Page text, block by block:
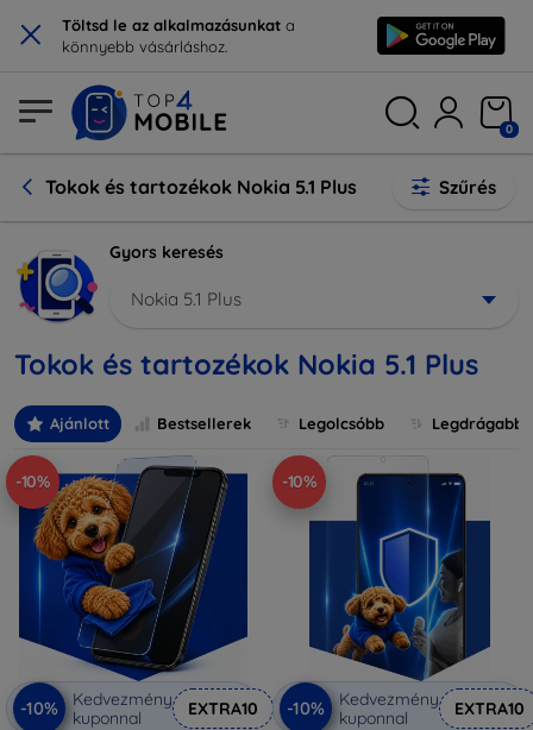
× Töltsd le az alkalmazásunkat a
könnyebb vásárláshoz.
0
Tokok és tartozékok Nokia 5.1 Plus Szűrés
Gyors keresés
Nokia 5.1 Plus
Tokok és tartozékok Nokia 5.1 Plus
Ajánlott Bestsellerek Legolcsóbb Legdrágabb
-10%
-10%
Kedvezmény
kuponnal
EXTRA10
-10%
-10%
Kedvezmény
kuponnal
EXTRA10